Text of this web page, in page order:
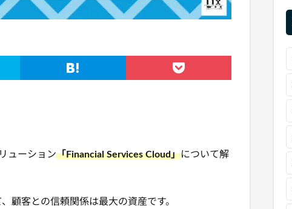
ューション「Financial Services Cloud」について解
顧客との信頼関係は最大の資産です。